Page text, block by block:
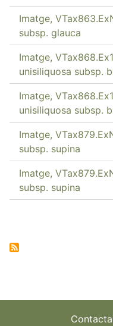
Imatge,
subsp. glauca
Imatge,
unisiliquosa subsp.
Imatge,
unisiliquosa subsp.
Imatge,
subsp. supina
Imatge,
subsp. supina